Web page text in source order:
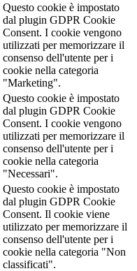
Questo cookie è impostato
dal plugin GDPR Cookie
Consent. I cookie vengono
utilizzati per memorizzare il
consenso dell'utente per i
cookie nella categoria
"Marketing".
Questo cookie è impostato
dal plugin GDPR Cookie
Consent. I cookie vengono
utilizzati per memorizzare il
consenso dell'utente per i
cookie nella categoria
"Necessari".
Questo cookie è impostato
dal plugin GDPR Cookie
Consent. Il cookie viene
utilizzato per memorizzare il
consenso dell'utente per i
cookie nella categoria "Non
classificati".